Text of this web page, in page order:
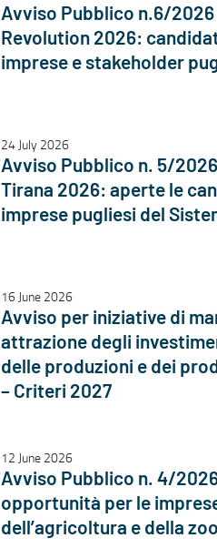
Avviso Pubblico n.6/2026
Revolution 2026:
imprese e stakeholder
24 July 2026
Avviso Pubblico n. 5/
Tirana 2026: aperte le
imprese pugliesi del
16 June 2026
Avviso per iniziative di
attrazione degli
delle produzioni e dei
– Criteri 2027
12 June 2026
Avviso Pubblico n. 4/
opportunità per le
dell’agricoltura e della